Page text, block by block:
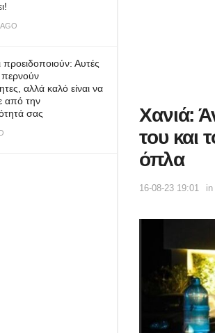
προειδοποιούν: Αυτές
περνούν
αλλά καλό είναι να
από την
σας
Χανιά:
του και
όπλα
16-08-23 19:01 in